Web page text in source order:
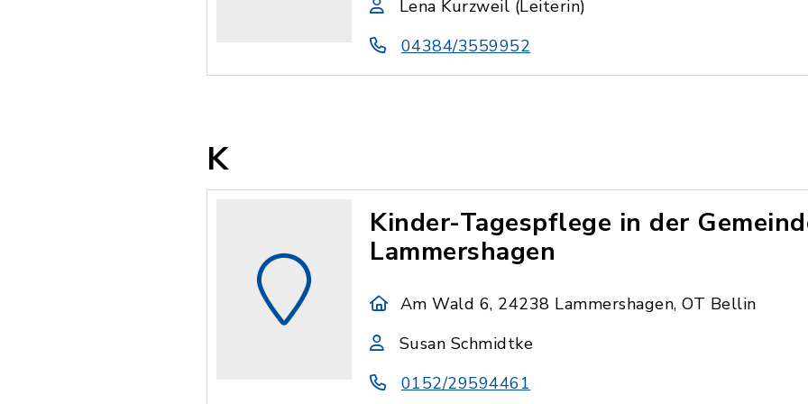
Lena Kurzweil (Leiterin)
04384/3559952
K
Kinder-Tagespflege in der
Lammershagen
Am Wald 6, 24238 Lammershagen, OT Bellin
Susan Schmidtke
0152/29594461